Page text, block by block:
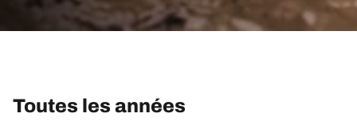
Toutes les années